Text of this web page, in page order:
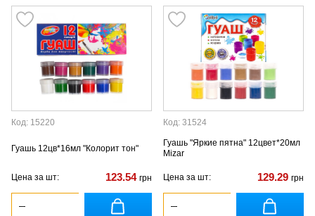
Код: 15220
Гуашь 12цв*16мл "Колорит тон"
Цена за шт: 123.54 грн
Код: 31524
Гуашь "Яркие пятна" 12цвет*20мл
Mizar
Цена за шт: 129.29 грн